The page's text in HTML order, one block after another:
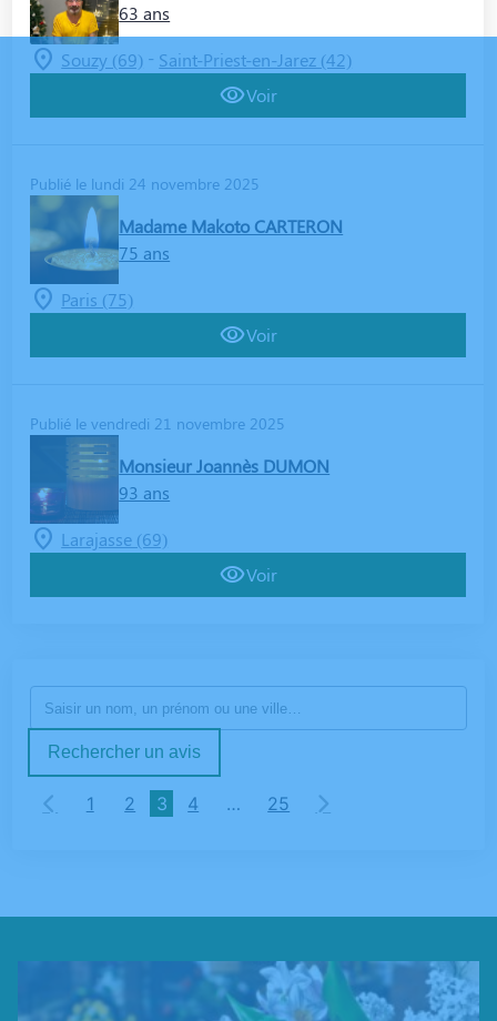
63 ans
Souzy (69) - Saint-Priest-en-Jarez (42)
Voir
Publié le lundi 24 novembre 2025
Madame Makoto CARTERON
75 ans
Paris (75)
Voir
Publié le vendredi 21 novembre 2025
Monsieur Joannès DUMON
93 ans
Larajasse (69)
Voir
Rechercher un avis
1 2 3 4 … 25